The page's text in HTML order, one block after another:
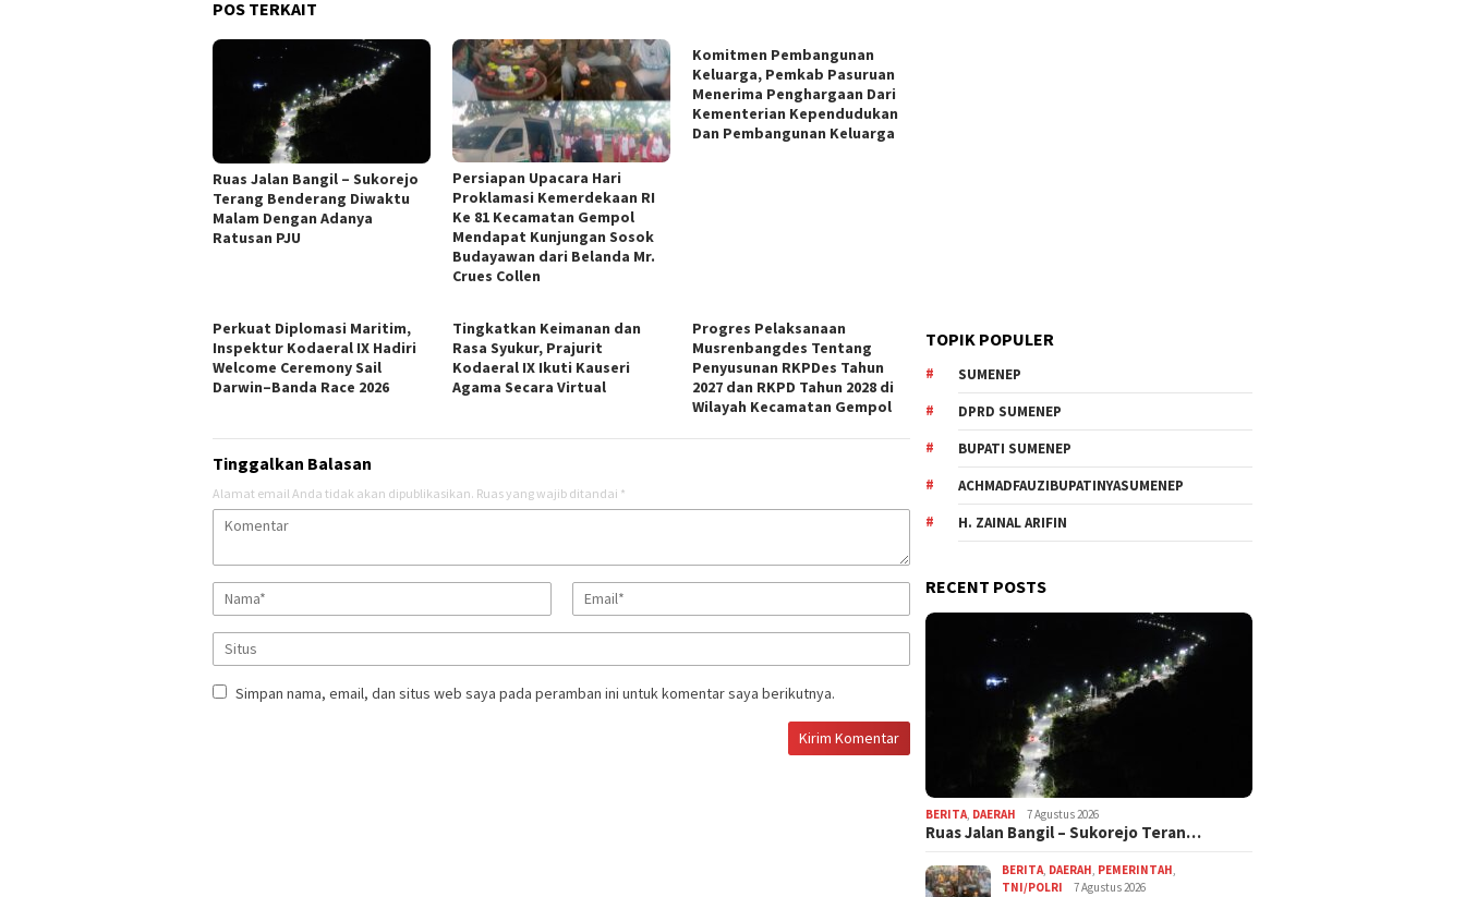
POS TERKAIT
Ruas Jalan Bangil – Sukorejo
Terang Benderang Diwaktu
Malam Dengan Adanya
Ratusan PJU
Persiapan Upacara Hari
Proklamasi Kemerdekaan RI
Ke 81 Kecamatan Gempol
Mendapat Kunjungan Sosok
Budayawan dari Belanda Mr.
Crues Collen
Komitmen Pembangunan
Keluarga, Pemkab Pasuruan
Menerima Penghargaan Dari
Kementerian Kependudukan
Dan Pembangunan Keluarga
Perkuat Diplomasi Maritim,
Inspektur Kodaeral IX Hadiri
Welcome Ceremony Sail
Darwin–Banda Race 2026
Tingkatkan Keimanan dan
Rasa Syukur, Prajurit
Kodaeral IX Ikuti Kauseri
Agama Secara Virtual
Progres Pelaksanaan
Musrenbangdes Tentang
Penyusunan RKPDes Tahun
2027 dan RKPD Tahun 2028 di
Wilayah Kecamatan Gempol
Tinggalkan Balasan
Alamat email Anda tidak akan dipublikasikan. Ruas yang wajib ditandai *
Simpan nama, email, dan situs web saya pada peramban ini untuk komentar saya berikutnya.
TOPIK POPULER
SUMENEP
DPRD SUMENEP
BUPATI SUMENEP
ACHMADFAUZIBUPATINYASUMENEP
H. ZAINAL ARIFIN
RECENT POSTS
BERITA, DAERAH 7 Agustus 2026
Ruas Jalan Bangil – Sukorejo Teran…
BERITA, DAERAH, PEMERINTAH,
TNI/POLRI
7 Agustus 2026